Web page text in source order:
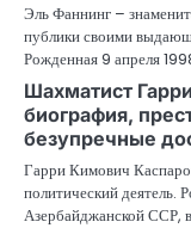
Эль Фаннинг –
публики своими
Рожденная 9 апреля
Шахматист
биография,
безупречные
Гарри Кимович
политический деятель.
Азербайджанской ССР,